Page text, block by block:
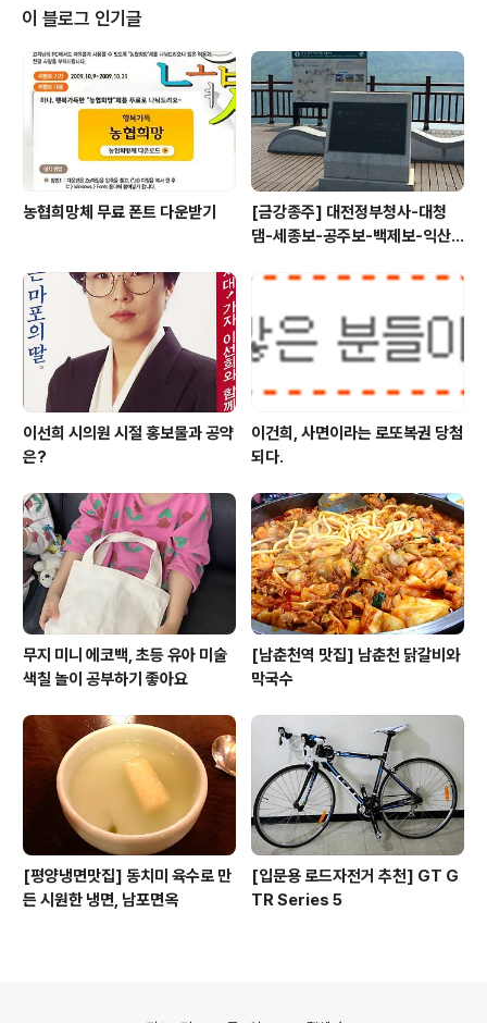
언론에서는 특색있는 디자인의 '보'라고 말해왔는데 실제
로 가서 보니 그런건 모르겠고, '뜬금없다'라는 느낌이 더
컸다. 단 몇분만 보고서 전문가들이 말하는 부실공사에 대
해서는 잘 알수 없었지만 과연 수십조원의 천문학적인 돈
을 들여서 만들어야 할만큼 급박한 사안이었나 의문이 들
었다. 지류부터 그리고 하나씩 실험을 ..
이 블로그 인기글
농협희망체 무료 폰트 다운받기
[금강종주] 대전정부청사-대청
댐-세종보-공주보-백제보-익산
이선희 시의원 시절 홍보물과 공약
은?
이건희, 사면이라는 로또복권 당첨
되다.
무지 미니 에코백, 초등 유아 미술
색칠 놀이 공부하기 좋아요
[남춘천역 맛집] 남춘천 닭갈비와
막국수
[평양냉면맛집] 동치미 육수로 만
든 시원한 냉면, 남포면옥
[입문용 로드자전거 추천] GT G
TR Series 5